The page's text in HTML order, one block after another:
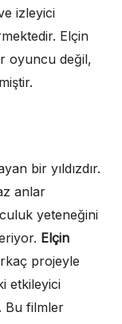
izleyici
Elçin
oyuncu değil,
bir yıldızdır.
anlar
yeteneğini
Elçin
projeyle
etkileyici
Bu filmler